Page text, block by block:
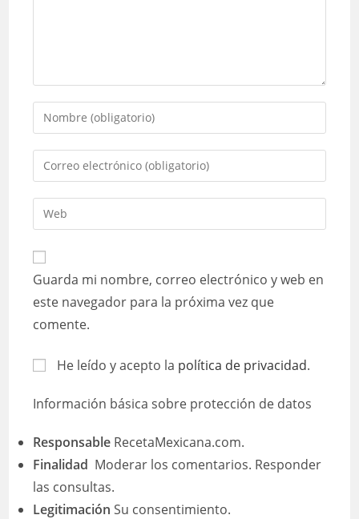
Introduce
tu
nombre
de
usuario
para
comentar
Introduce
tu
dirección
de
electrónico
para
comentar
Introduce
la
URL
de
tu
web
(opcional)
Guarda mi nombre, correo electrónico y web en
este navegador para la próxima vez que
comente.
He leído y acepto la política de privacidad.
Información básica sobre protección de datos
Responsable RecetaMexicana.com.
Finalidad Moderar los comentarios. Responder
las consultas.
Legitimación Su consentimiento.